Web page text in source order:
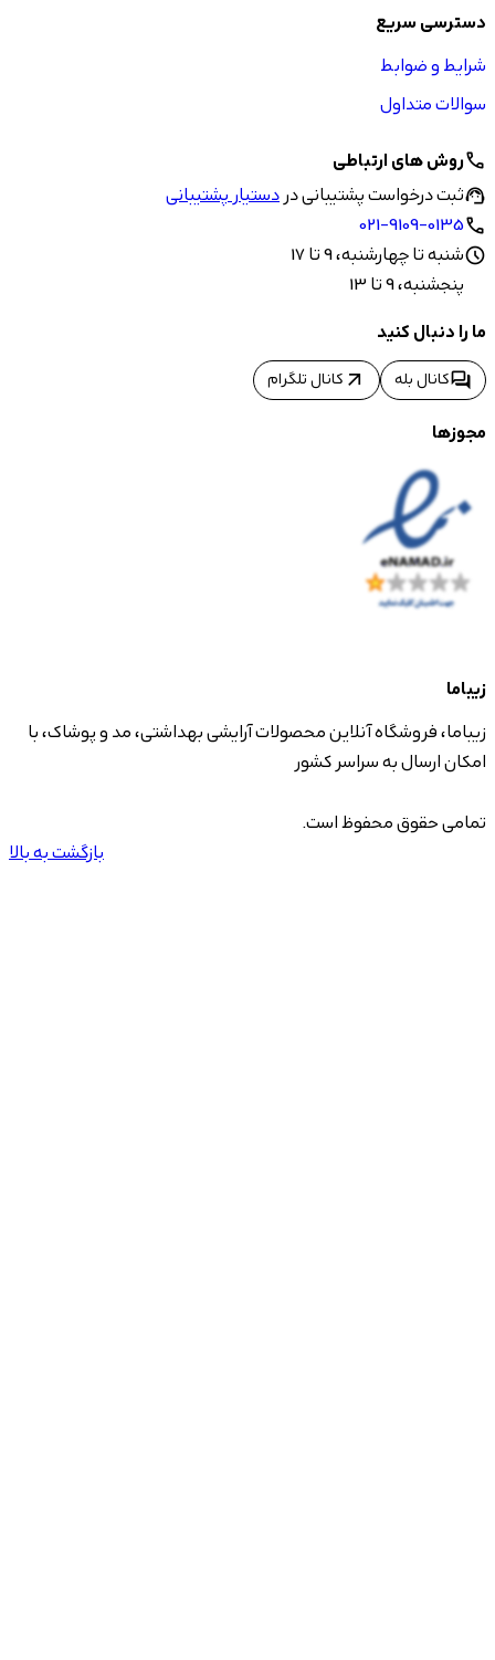
دسترسی سریع
شرایط و ضوابط
سوالات متداول
callروش های ارتباطی
support_agentثبت درخواست پشتیبانی دردستیار پشتیبانی
call
021-9109-0135
scheduleشنبه تا چهارشنبه، 9 تا 17
پنجشنبه، 9 تا 13
ما را دنبال کنید
forumکانال بله arrow_outward کانال تلگرام
مجوزها
زیباما
زیباما، فروشگاه آنلاین محصولات آرایشی بهداشتی، مد و پوشاک، با
امکان ارسال به سراسر کشور
تمامی حقوق محفوظ است.
بازگشت به بالا